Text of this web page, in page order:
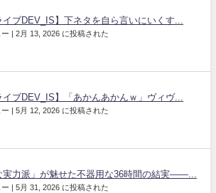
イブDEV_IS】下ネタを自ら言いにいくす...
2月 13, 2026 に投稿された
イブDEV_IS】「あかんあかんｗ」ヴィヴ...
5月 12, 2026 に投稿された
実力派」が魅せた不器用な36時間の結実――...
5月 31, 2026 に投稿された